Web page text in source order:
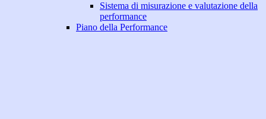
Sistema di misurazione e valutazione della
performance
Piano della Performance